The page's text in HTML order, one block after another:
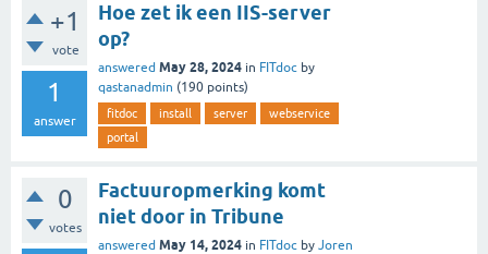
+1
vote
1
answer
Hoe zet ik een IIS-server
op?
answered May 28, 2024 in FITdoc by
qastanadmin (190 points)
fitdoc install server
webservice
portal
0
votes
Factuuropmerking komt
niet door in Tribune
answered May 14, 2024 in FITdoc by Joren